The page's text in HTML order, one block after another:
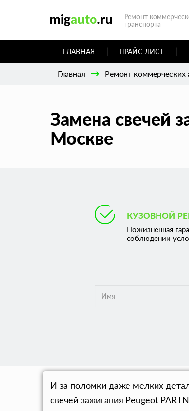
Ремонт
транспорта
ГЛАВНАЯ ПРАЙС-ЛИСТ
Главная Ремонт коммерческих
Замена свечей
Москве
КУЗОВНОЙ
Пожизненная
соблюдении
И за поломки даже мелких
свечей зажигания Peugeot